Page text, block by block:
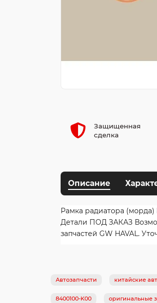
Защищенная
сделка
Описание
Рамка радиатора (морда)
Детали ПОД ЗАКАЗ
запчастей GW HAVAL.
Автозапчасти китайские
8400100-K00 оригинальные